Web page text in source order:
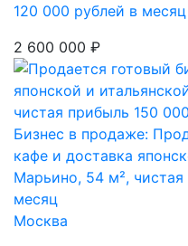
120 000 рублей в месяц
2 600 000 ₽
Бизнес в продаже:
кафе и доставка
Марьино, 54 м²,
месяц
Москва